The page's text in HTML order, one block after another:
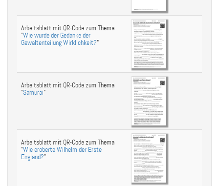
Arbeitsblatt mit QR-Code zum Thema
"Wie wurde der Gedanke der
Gewaltenteilung Wirklichkeit?"
Arbeitsblatt mit QR-Code zum Thema
"Samurai"
Arbeitsblatt mit QR-Code zum Thema
"Wie eroberte Wilhelm der Erste
England?"